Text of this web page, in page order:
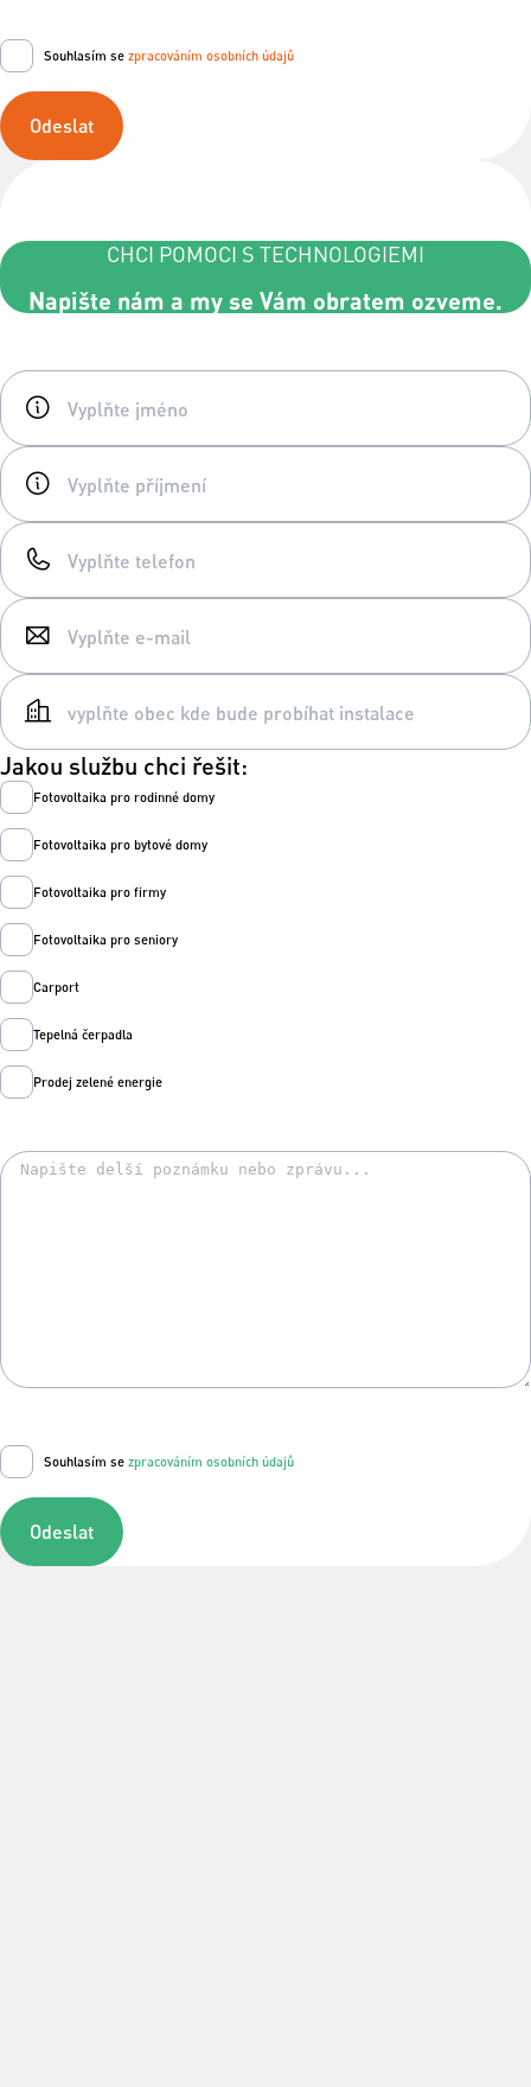
Souhlasím se zpracováním osobních údajů
Odeslat
CHCI POMOCI S TECHNOLOGIEMI
Napište nám a my se Vám obratem ozveme.
Jakou službu chci řešit:
Fotovoltaika pro rodinné domy
Fotovoltaika pro bytové domy
Fotovoltaika pro firmy
Fotovoltaika pro seniory
Carport
Tepelná čerpadla
Prodej zelené energie
Souhlasím se zpracováním osobních údajů
Odeslat